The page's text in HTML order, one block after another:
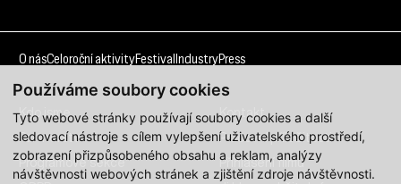
Používáme soubory cookies
Tyto webové stránky používají soubory cookies a další
sledovací nástroje s cílem vylepšení uživatelského prostředí,
zobrazení přizpůsobeného obsahu a reklam, analýzy
návštěvnosti webových stránek a zjištění zdroje návštěvnosti.
O násCeloroční aktivityFestival IndustryPress
Kdo jsme
Kontakt
Partnerství
Pracovní příležitosti
Programové sekce
Přihlášení filmu